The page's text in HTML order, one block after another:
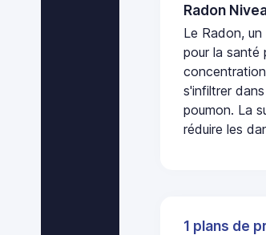
Radon
Le Radon,
pour la santé
s'infiltrer
poumon. La
réduire les
1 plans de